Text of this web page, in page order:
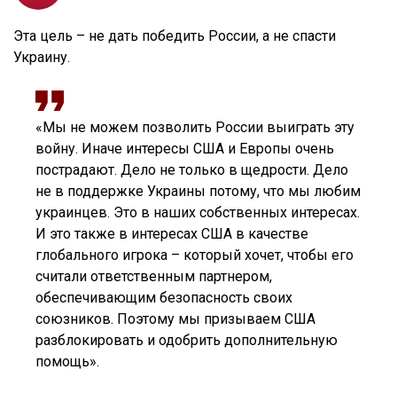
Эта цель – не дать победить России, а не спасти
Украину.
«Мы не можем позволить России выиграть эту
войну. Иначе интересы США и Европы очень
пострадают. Дело не только в щедрости. Дело
не в поддержке Украины потому, что мы любим
украинцев. Это в наших собственных интересах.
И это также в интересах США в качестве
глобального игрока – который хочет, чтобы его
считали ответственным партнером,
обеспечивающим безопасность своих
союзников. Поэтому мы призываем США
разблокировать и одобрить дополнительную
помощь».